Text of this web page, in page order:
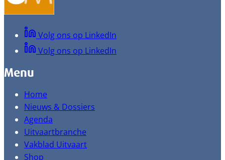
Volg ons op LinkedIn
Volg ons op LinkedIn
Menu
Home
Nieuws & Dossiers
Agenda
Uitvaartbranche
Vakblad Uitvaart
Shop